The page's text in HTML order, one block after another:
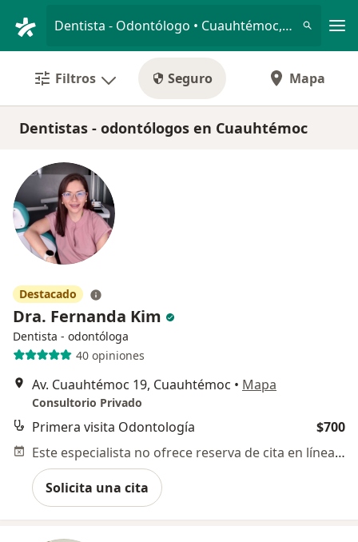
Dentista - Odontólogo • Cuauhtémoc, CDMX
Filtros Seguro Mapa
Dentistas - odontólogos en Cuauhtémoc
Destacado
Dra. Fernanda Kim
Dentista - odontóloga
40 opiniones
Av. Cuauhtémoc 19, Cuauhtémoc • Mapa
Consultorio Privado
Primera visita Odontología
$700
Este especialista no ofrece reserva de cita en línea en esta dirección.
Solicita una cita